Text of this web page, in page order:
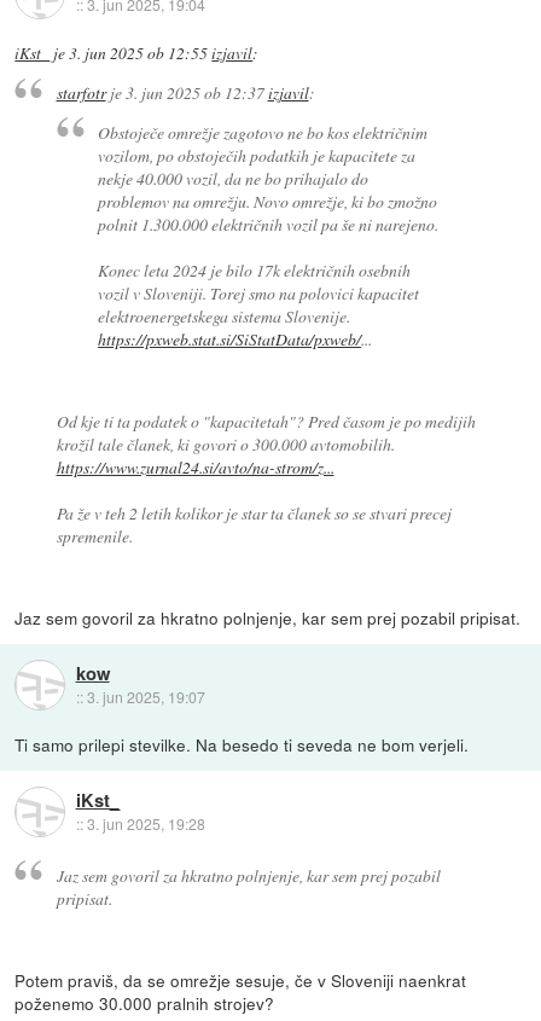
::3. jun 2025, 19:04
iKst_ je3. jun 2025 ob 12:55izjavil:
starfotrje3. jun 2025 ob 12:37izjavil:
Obstoječe omrežje zagotovo ne bo kos električnim
vozilom, po obstoječih podatkih je kapacitete za
nekje 40.000 vozil, da ne bo prihajalo do
problemov na omrežju. Novo omrežje, ki bo zmožno
polnit 1.300.000 električnih vozil pa še ni narejeno.
Konec leta 2024 je bilo 17k električnih osebnih
vozil v Sloveniji. Torej smo na polovici kapacitet
elektroenergetskega sistema Slovenije.
https://pxweb.stat.si/SiStatData/pxweb/...
Od kje ti ta podatek o "kapacitetah"? Pred časom je po medijih
krožil tale članek, ki govori o 300.000 avtomobilih.
https://www.zurnal24.si/avto/na-strom/z...
Pa že v teh 2 letih kolikor je star ta članek so se stvari precej
spremenile.
Jaz sem govoril za hkratno polnjenje, kar sem prej pozabil pripisat.
kow
::3. jun 2025, 19:07
Ti samo prilepi stevilke. Na besedo ti seveda ne bom verjeli.
iKst_
::3. jun 2025, 19:28
Jaz sem govoril za hkratno polnjenje, kar sem prej pozabil
pripisat.
Potem praviš, da se omrežje sesuje, če v Sloveniji naenkrat
poženemo 30.000 pralnih strojev?